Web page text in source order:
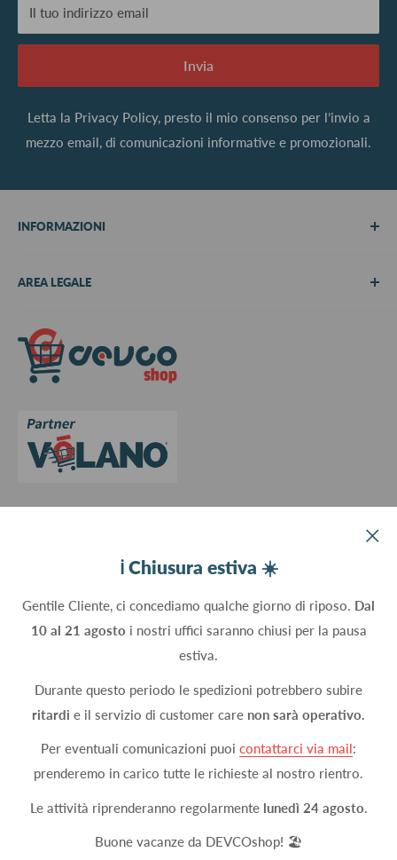
ℹ️ Chiusura estiva ☀️
Gentile Cliente, ci concediamo qualche giorno di riposo. Dal
10 al 21 agosto i nostri uffici saranno chiusi per la pausa
estiva.
Durante questo periodo le spedizioni potrebbero subire
ritardi e il servizio di customer care non sarà operativo.
Per eventuali comunicazioni puoi contattarci via mail:
prenderemo in carico tutte le richieste al nostro rientro.
Le attività riprenderanno regolarmente lunedì 24 agosto
Buone vacanze da DEVCOshop! 🏖️
Il tuo indirizzo email
Invia
Letta la Privacy Policy, presto il mio consenso per l’invio a
mezzo email, di comunicazioni informative e promozionali.
INFORMAZIONI
Metodi di pagamento
Richiedi preventivo
Contattaci
AREA LEGALE
Informativa su resi e rimborsi
Privacy Policy
Aggiorna le preferenze sui cookie
C.Fisc. P.IVA 09934830960
Seguici
Accettiamo
© 2026 DEVCOshop
Metodi di pagamento attivi